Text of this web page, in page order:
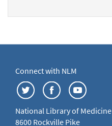
Connect with NLM
National Library of Medicine
8600 Rockville Pike